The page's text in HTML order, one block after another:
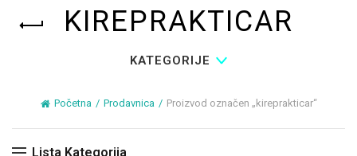
KIREPRAKTICAR
KATEGORIJE
Početna Prodavnica Proizvod označen „kireprakticar“
Lista Kategorija